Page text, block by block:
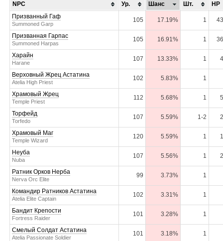
NPC Ур. Шанс Шт.
HP
Призванный Гаф
Summoned Garp
105 17.19% 1
Призванная Гарпас
Summoned Harpas
105 16.91% 1
Харайн
Harane
107 13.33% 1
Верховный Жрец Астатина
Atelia High Priest
102 5.83% 1
Храмовый Жрец
Temple Priest
112 5.68% 1
Торфейд
Torfedo
107 5.59% 1-2
Храмовый Маг
Temple Wizard
120 5.59% 1
Неуба
Nuba
107 5.56% 1
Ратник Орков Нерба
Nerva Orc Elite
99 3.73% 1
Командир Ратников Астатина
Atelia Elite Captain
102 3.31% 1
Бандит Крепости
Fortress Raider
101 3.28% 1
Смелый Солдат Астатина
Atelia Passionate Soldier
101 3.18% 1